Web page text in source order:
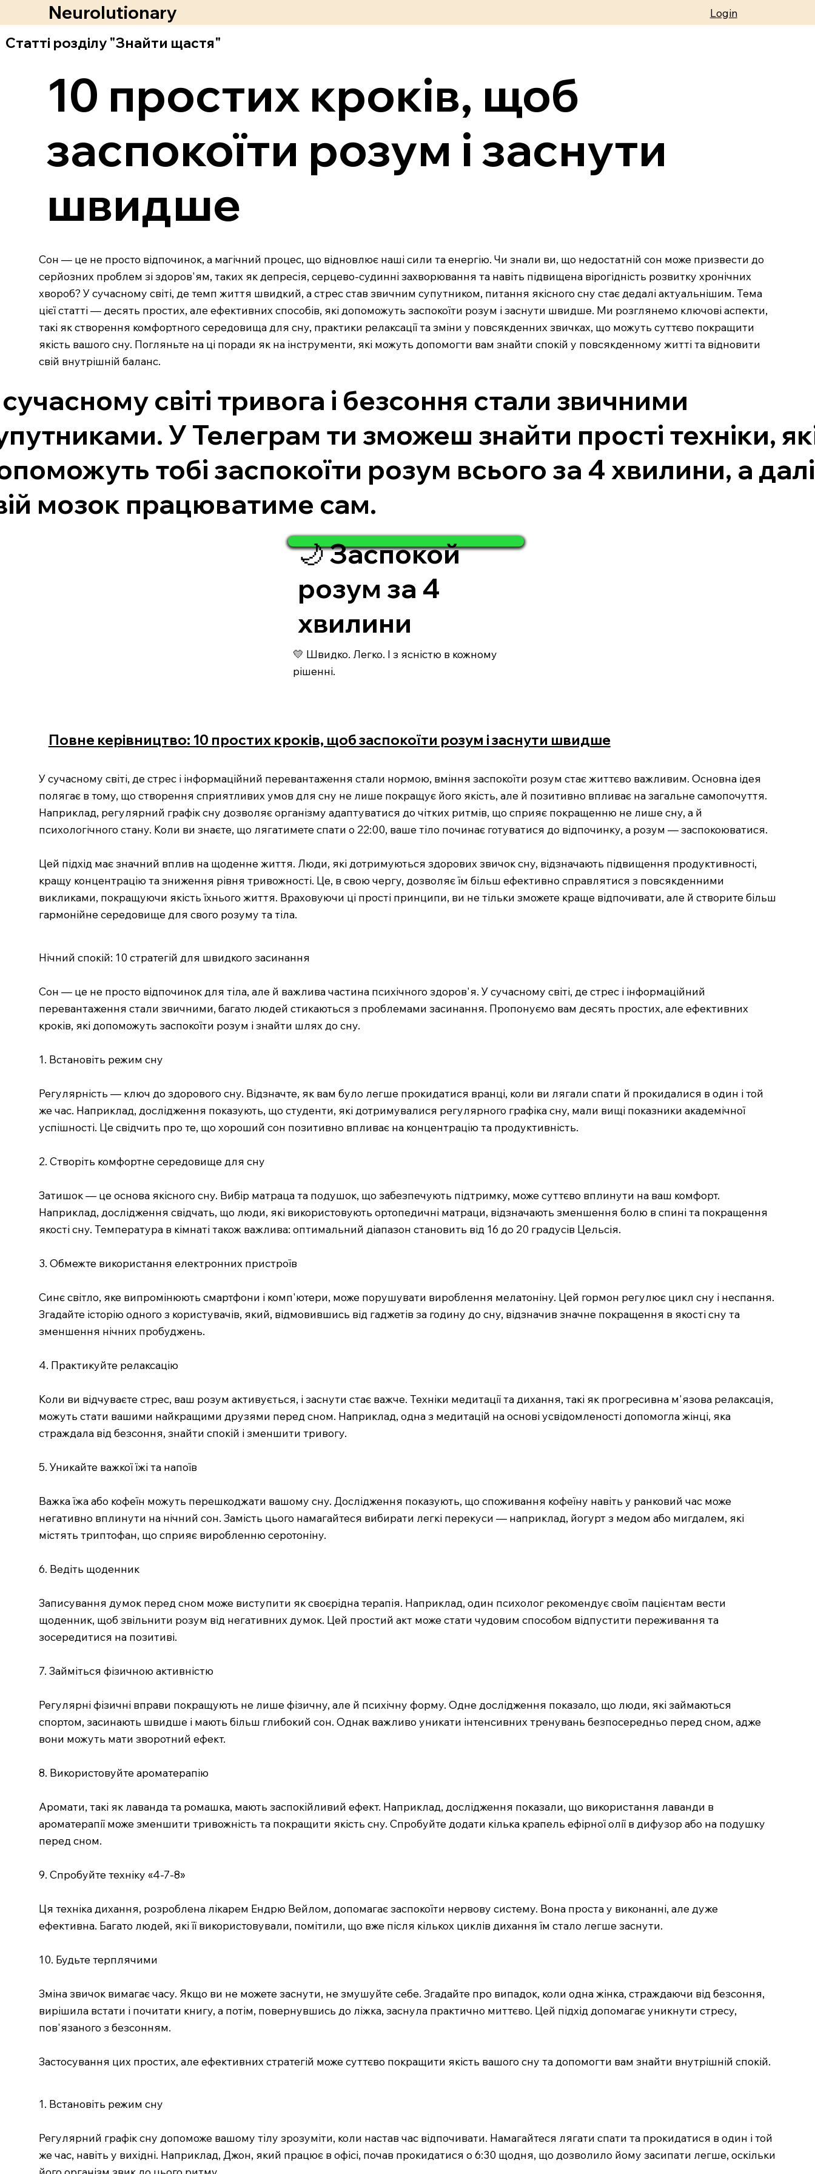
Neurolutionary Login
Статті розділу "Знайти щастя"
10 простих кроків, щоб
заспокоїти розум і заснути
швидше
Сон — це не просто відпочинок, а магічний процес, що відновлює наші сили та енергію. Чи знали ви, що недостатній сон може призвести до
серйозних проблем зі здоров'ям, таких як депресія, серцево-судинні захворювання та навіть підвищена вірогідність розвитку хронічних
хвороб? У сучасному світі, де темп життя швидкий, а стрес став звичним супутником, питання якісного сну стає дедалі актуальнішим. Тема
цієї статті — десять простих, але ефективних способів, які допоможуть заспокоїти розум і заснути швидше. Ми розглянемо ключові аспекти,
такі як створення комфортного середовища для сну, практики релаксації та зміни у повсякденних звичках, що можуть суттєво покращити
якість вашого сну. Погляньте на ці поради як на інструменти, які можуть допомогти вам знайти спокій у повсякденному житті та відновити
свій внутрішній баланс.
світі тривога і безсоння стали звичними
У Телеграм ти зможеш знайти прості техніки,
тобі заспокоїти розум всього за 4 хвилини, а далі
мозок працюватиме сам.
🌙 Заспокой
розум за 4
хвилини
💛 Швидко. Легко. І з ясністю в кожному
рішенні.
Повне керівництво: 10 простих кроків, щоб заспокоїти розум і заснути швидше
У сучасному світі, де стрес і інформаційний перевантаження стали нормою, вміння заспокоїти розум стає життєво важливим. Основна ідея
полягає в тому, що створення сприятливих умов для сну не лише покращує його якість, але й позитивно впливає на загальне самопочуття.
Наприклад, регулярний графік сну дозволяє організму адаптуватися до чітких ритмів, що сприяє покращенню не лише сну, а й
психологічного стану. Коли ви знаєте, що лягатимете спати о 22:00, ваше тіло починає готуватися до відпочинку, а розум — заспокоюватися.
Цей підхід має значний вплив на щоденне життя. Люди, які дотримуються здорових звичок сну, відзначають підвищення продуктивності,
кращу концентрацію та зниження рівня тривожності. Це, в свою чергу, дозволяє їм більш ефективно справлятися з повсякденними
викликами, покращуючи якість їхнього життя. Враховуючи ці прості принципи, ви не тільки зможете краще відпочивати, але й створите більш
гармонійне середовище для свого розуму та тіла.
Нічний спокій: 10 стратегій для швидкого засинання
Сон — це не просто відпочинок для тіла, але й важлива частина психічного здоров'я. У сучасному світі, де стрес і інформаційний
перевантаження стали звичними, багато людей стикаються з проблемами засинання. Пропонуємо вам десять простих, але ефективних
кроків, які допоможуть заспокоїти розум і знайти шлях до сну.
1. Встановіть режим сну
Регулярність — ключ до здорового сну. Відзначте, як вам було легше прокидатися вранці, коли ви лягали спати й прокидалися в один і той
же час. Наприклад, дослідження показують, що студенти, які дотримувалися регулярного графіка сну, мали вищі показники академічної
успішності. Це свідчить про те, що хороший сон позитивно впливає на концентрацію та продуктивність.
2. Створіть комфортне середовище для сну
Затишок — це основа якісного сну. Вибір матраца та подушок, що забезпечують підтримку, може суттєво вплинути на ваш комфорт.
Наприклад, дослідження свідчать, що люди, які використовують ортопедичні матраци, відзначають зменшення болю в спині та покращення
якості сну. Температура в кімнаті також важлива: оптимальний діапазон становить від 16 до 20 градусів Цельсія.
3. Обмежте використання електронних пристроїв
Синє світло, яке випромінюють смартфони і комп'ютери, може порушувати вироблення мелатоніну. Цей гормон регулює цикл сну і неспання.
Згадайте історію одного з користувачів, який, відмовившись від гаджетів за годину до сну, відзначив значне покращення в якості сну та
зменшення нічних пробуджень.
4. Практикуйте релаксацію
Коли ви відчуваєте стрес, ваш розум активується, і заснути стає важче. Техніки медитації та дихання, такі як прогресивна м'язова релаксація,
можуть стати вашими найкращими друзями перед сном. Наприклад, одна з медитацій на основі усвідомленості допомогла жінці, яка
страждала від безсоння, знайти спокій і зменшити тривогу.
5. Уникайте важкої їжі та напоїв
Важка їжа або кофеїн можуть перешкоджати вашому сну. Дослідження показують, що споживання кофеїну навіть у ранковий час може
негативно вплинути на нічний сон. Замість цього намагайтеся вибирати легкі перекуси — наприклад, йогурт з медом або мигдалем, які
містять триптофан, що сприяє виробленню серотоніну.
6. Ведіть щоденник
Записування думок перед сном може виступити як своєрідна терапія. Наприклад, один психолог рекомендує своїм пацієнтам вести
щоденник, щоб звільнити розум від негативних думок. Цей простий акт може стати чудовим способом відпустити переживання та
зосередитися на позитиві.
7. Займіться фізичною активністю
Регулярні фізичні вправи покращують не лише фізичну, але й психічну форму. Одне дослідження показало, що люди, які займаються
спортом, засинають швидше і мають більш глибокий сон. Однак важливо уникати інтенсивних тренувань безпосередньо перед сном, адже
вони можуть мати зворотний ефект.
8. Використовуйте ароматерапію
Аромати, такі як лаванда та ромашка, мають заспокійливий ефект. Наприклад, дослідження показали, що використання лаванди в
ароматерапії може зменшити тривожність та покращити якість сну. Спробуйте додати кілька крапель ефірної олії в дифузор або на подушку
перед сном.
9. Спробуйте техніку «4-7-8»
Ця техніка дихання, розроблена лікарем Ендрю Вейлом, допомагає заспокоїти нервову систему. Вона проста у виконанні, але дуже
ефективна. Багато людей, які її використовували, помітили, що вже після кількох циклів дихання їм стало легше заснути.
10. Будьте терплячими
Зміна звичок вимагає часу. Якщо ви не можете заснути, не змушуйте себе. Згадайте про випадок, коли одна жінка, страждаючи від безсоння,
вирішила встати і почитати книгу, а потім, повернувшись до ліжка, заснула практично миттєво. Цей підхід допомагає уникнути стресу,
пов'язаного з безсонням.
Застосування цих простих, але ефективних стратегій може суттєво покращити якість вашого сну та допомогти вам знайти внутрішній спокій.
1. Встановіть режим сну
Регулярний графік сну допоможе вашому тілу зрозуміти, коли настав час відпочивати. Намагайтеся лягати спати та прокидатися в один і той
же час, навіть у вихідні. Наприклад, Джон, який працює в офісі, почав прокидатися о 6:30 щодня, що дозволило йому засипати легше, оскільки